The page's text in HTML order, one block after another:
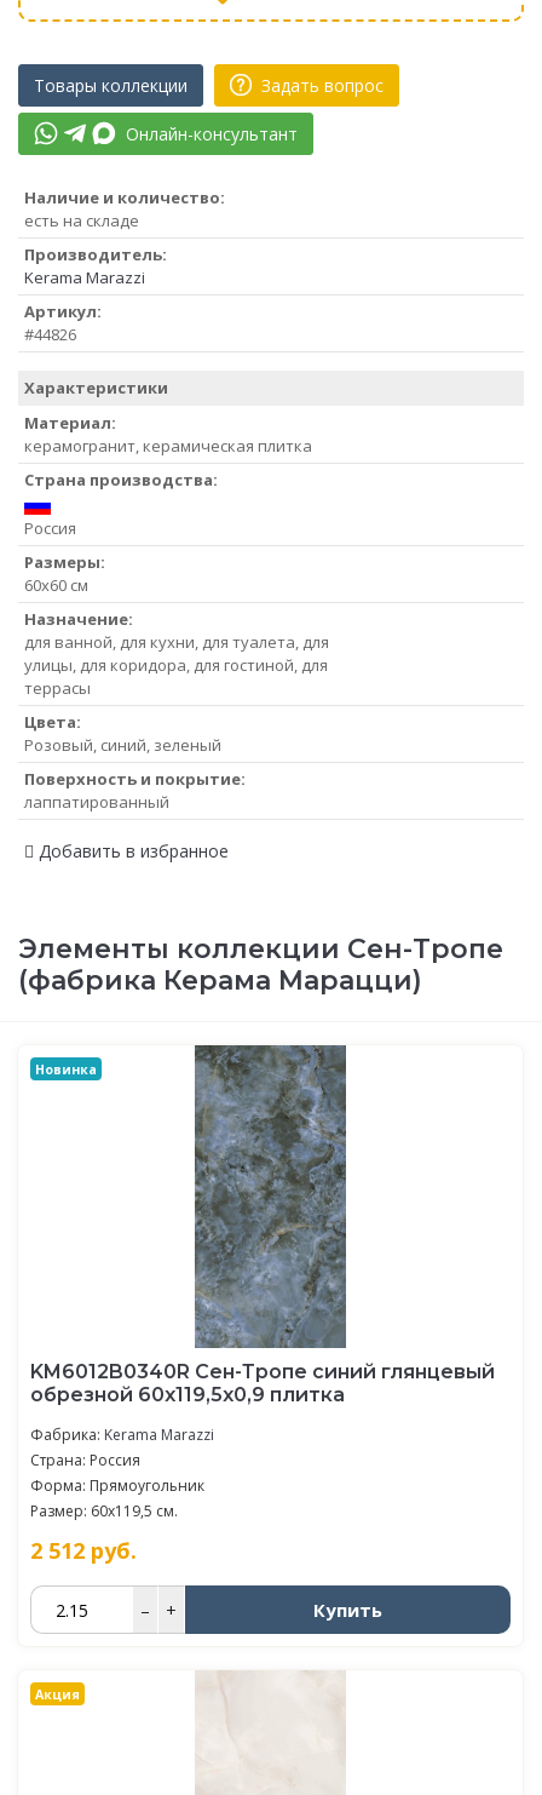
Товары коллекции Задать вопрос
Онлайн-консультант
Наличие и количество:
есть на складе
Производитель:
Kerama Marazzi
Артикул:
#44826
Характеристики
Материал:
керамогранит, керамическая плитка
Страна производства:
Россия
Размеры:
60x60 см
Назначение:
для ванной, для кухни, для туалета, для
улицы, для коридора, для гостиной, для
террасы
Цвета:
Розовый, синий, зеленый
Поверхность и покрытие:
лаппатированный
Добавить в избранное
Элементы коллекции Сен-Тропе
(фабрика Керама Марацци)
Новинка
KM6012B0340R Сен-Тропе синий глянцевый
обрезной 60x119,5x0,9 плитка
Фабрика: Kerama Marazzi
Страна: Россия
Форма: Прямоугольник
Размер: 60x119,5 см.
2 512 руб.
– + Купить
Акция